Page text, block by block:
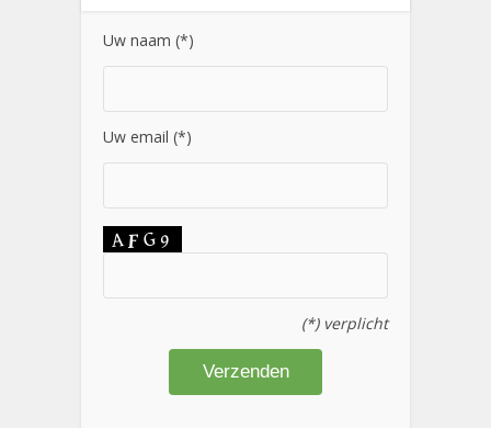
Uw naam (*)
Uw email (*)
(*) verplicht